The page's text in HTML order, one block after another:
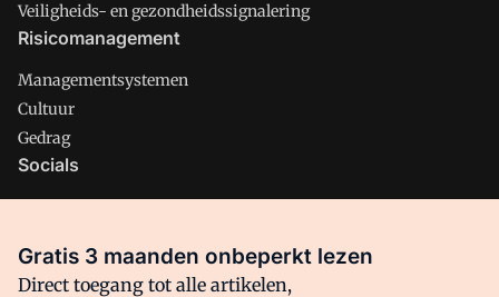
Veiligheids- en gezondheidssignalering
Risicomanagement
Managementsystemen
Cultuur
Gedrag
Socials
Facebook
Gratis 3 maanden onbeperkt lezen
Direct toegang tot alle artikelen,